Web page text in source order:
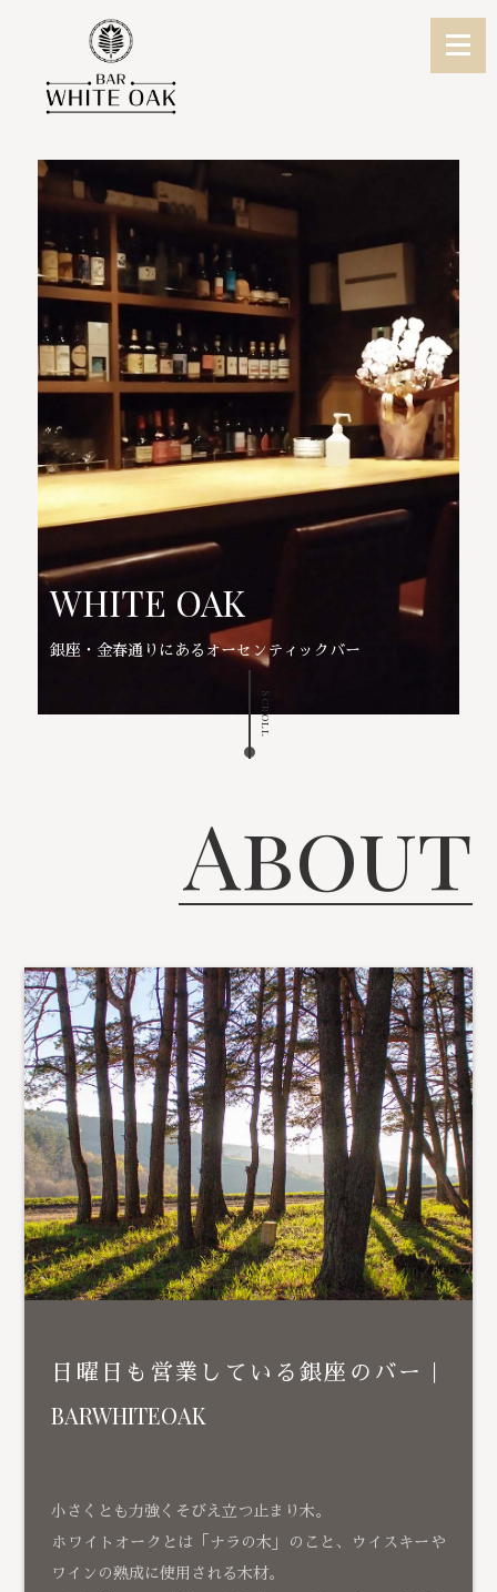
WHITE OAK
銀座・金春通りにあるオーセンティックバー
Scroll
About
日曜日も営業している銀座のバー｜
BARWHITEOAK
小さくとも力強くそびえ立つ止まり木。
ホワイトオークとは「ナラの木」のこと、ウイスキーや
ワインの熟成に使用される木材。